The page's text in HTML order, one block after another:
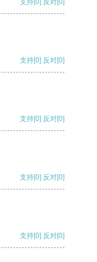
支持 [0] 反对 [0]
支持[0] 反对[0]
支持[0] 反对[0]
支持[0] 反对[0]
支持[0] 反对[0]